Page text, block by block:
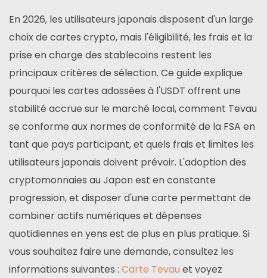
En 2026, les utilisateurs japonais disposent d'un large
choix de cartes crypto, mais l'éligibilité, les frais et la
prise en charge des stablecoins restent les
principaux critères de sélection. Ce guide explique
pourquoi les cartes adossées à l'USDT offrent une
stabilité accrue sur le marché local, comment Tevau
se conforme aux normes de conformité de la FSA en
tant que pays participant, et quels frais et limites les
utilisateurs japonais doivent prévoir. L'adoption des
cryptomonnaies au Japon est en constante
progression, et disposer d'une carte permettant de
combiner actifs numériques et dépenses
quotidiennes en yens est de plus en plus pratique. Si
vous souhaitez faire une demande, consultez les
informations suivantes : Carte Tevau et voyez